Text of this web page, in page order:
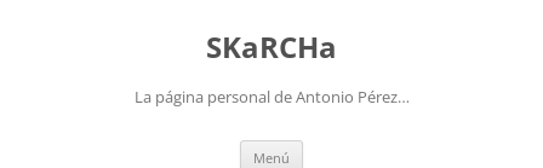
SKaRCHa
La página personal de Antonio Pérez…
Menú